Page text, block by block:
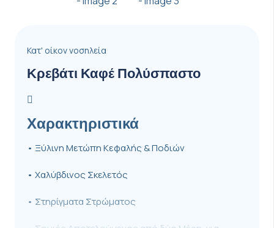
Κατ' οίκον νοσηλεία
Κρεβάτι Καφέ Πολύσπαστο
Χαρακτηριστικά
• Ξύλινη Μετώπη Κεφαλής & Ποδιών
• Χαλύβδινος Σκελετός
• Στηρίγματα Στρώματος